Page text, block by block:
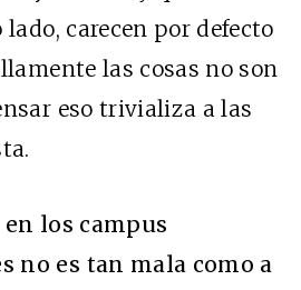
carecen por defecto
las cosas no son
eso trivializa a las
los campus
no es tan mala como a